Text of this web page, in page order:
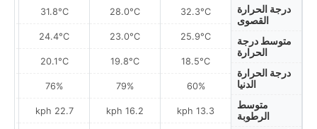
درجة الحرارة
القصوى
متوسط درجة
الحرارة
درجة الحرارة
الدنيا
متوسط
الرطوبة
32.3°C
25.9°C
18.5°C
60%
13.3 kph
28.0°C
23.0°C
19.8°C
79%
16.2 kph
31.8°C
24.4°C
20.1°C
76%
22.7 kph